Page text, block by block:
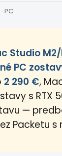
PC
Studio
PC
2 290 €,
s RTX
—
Packetu s